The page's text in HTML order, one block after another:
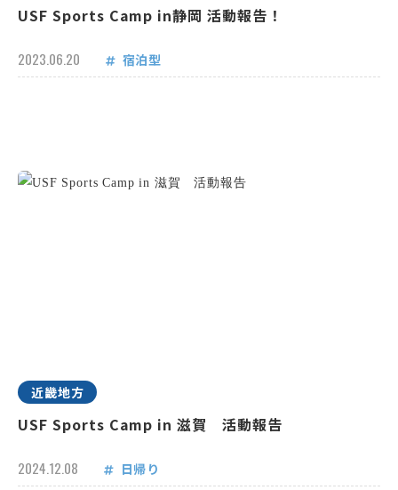
USF Sports Camp in静岡 活動報告！
2023.06.20 宿泊型
近畿地方
USF Sports Camp in 滋賀 活動報告
2024.12.08 日帰り